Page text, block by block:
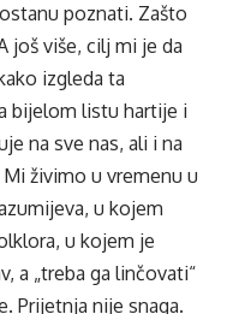
poznati. Zašto
još više, cilj mi je da
izgleda ta
bijelom listu hartije i
na sve nas, ali i na
živimo u vremenu u
u kojem
u kojem je
a „treba ga linčovati“
Prijetnja nije snaga.